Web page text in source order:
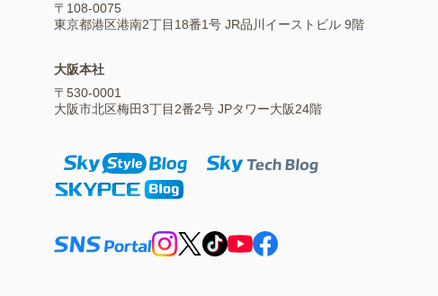
〒108-0075
東京都港区港南2丁目18番1号 JR品川イーストビル 9階
大阪本社
〒530-0001
大阪市北区梅田3丁目2番2号 JPタワー大阪24階